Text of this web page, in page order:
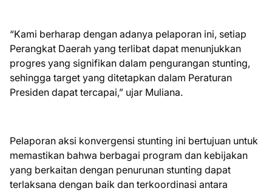
“Kami berharap dengan adanya pelaporan ini, setiap
Perangkat Daerah yang terlibat dapat menunjukkan
progres yang signifikan dalam pengurangan stunting,
sehingga target yang ditetapkan dalam Peraturan
Presiden dapat tercapai,” ujar Muliana.
Pelaporan aksi konvergensi stunting ini bertujuan untuk
memastikan bahwa berbagai program dan kebijakan
yang berkaitan dengan penurunan stunting dapat
terlaksana dengan baik dan terkoordinasi antara